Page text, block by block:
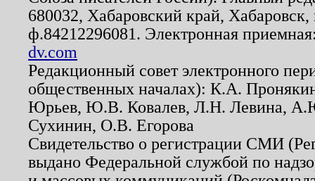
680032, Хабаровский край,
ф.84212296081. Электронная
dv.com
Редакционный совет электронного
общественных началах): К.А.
Юрьев, Ю.В. Ковалев, Л.Н. Левина,
Сухинин, О.В. Егорова
Свидетельство о регистрации СМИ
выдано Федеральной службой по